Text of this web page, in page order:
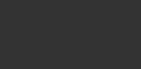
nem hatékonyan és
akik gazdasági pályára
vilagban//